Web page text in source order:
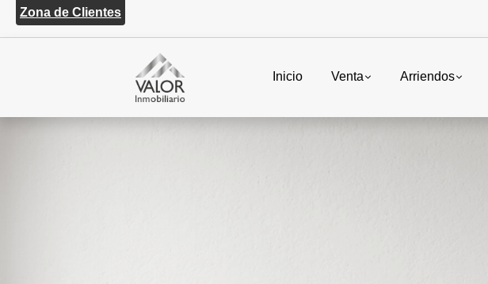
Zona de Clientes
Inicio Venta Arriendos